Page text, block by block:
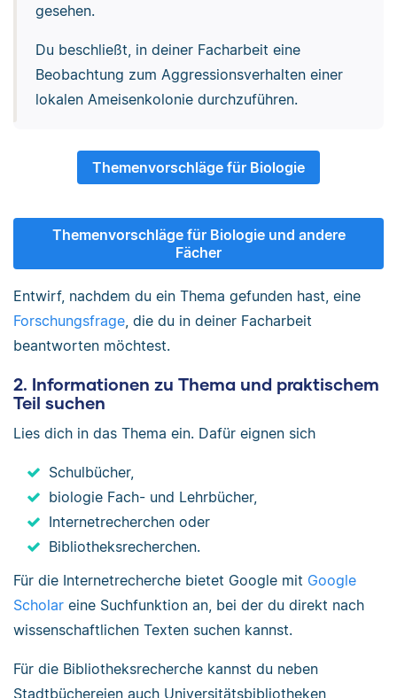
gesehen.
Du beschließt, in deiner Facharbeit eine
Beobachtung zum Aggressionsverhalten einer
lokalen Ameisenkolonie durchzuführen.
Themenvorschläge für Biologie
Themenvorschläge für Biologie und andere
Fächer
Entwirf, nachdem du ein Thema gefunden hast, eine
Forschungsfrage, die du in deiner Facharbeit
beantworten möchtest.
2. Informationen zu Thema und praktischem
Teil suchen
Lies dich in das Thema ein. Dafür eignen sich
Schulbücher,
biologie Fach- und Lehrbücher,
Internetrecherchen oder
Bibliotheksrecherchen.
Für die Internetrecherche bietet Google mit Google
Scholar eine Suchfunktion an, bei der du direkt nach
wissenschaftlichen Texten suchen kannst.
Für die Bibliotheksrecherche kannst du neben
Stadtbüchereien auch Universitätsbibliotheken